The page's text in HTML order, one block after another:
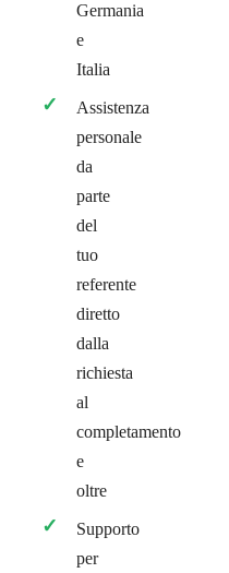
Germania
e
Italia
Assistenza
personale
da
parte
del
tuo
referente
diretto
dalla
richiesta
al
completamento
e
oltre
Supporto
per